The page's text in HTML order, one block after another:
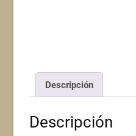
Descripción
Descripción